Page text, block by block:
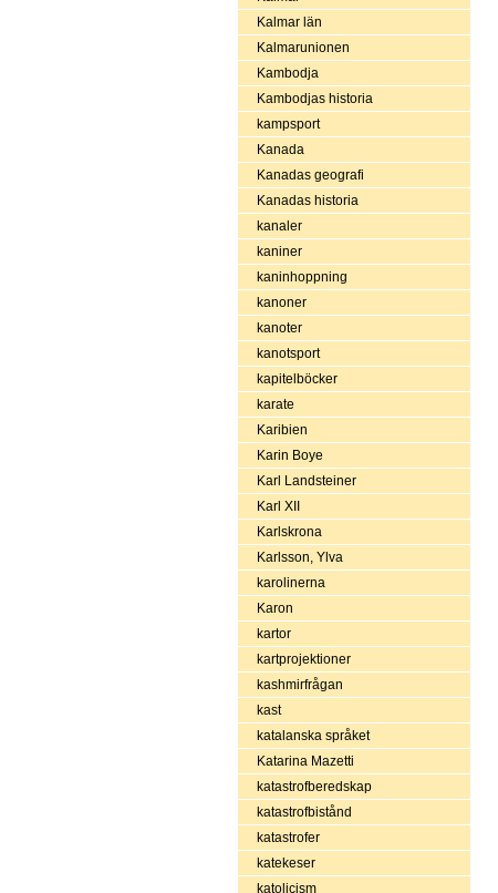
Kalmar län
Kalmarunionen
Kambodja
Kambodjas historia
kampsport
Kanada
Kanadas geografi
Kanadas historia
kanaler
kaniner
kaninhoppning
kanoner
kanoter
kanotsport
kapitelböcker
karate
Karibien
Karin Boye
Karl Landsteiner
Karl XII
Karlskrona
Karlsson, Ylva
karolinerna
Karon
kartor
kartprojektioner
kashmirfrågan
kast
katalanska språket
Katarina Mazetti
katastrofberedskap
katastrofbistånd
katastrofer
katekeser
katolicism